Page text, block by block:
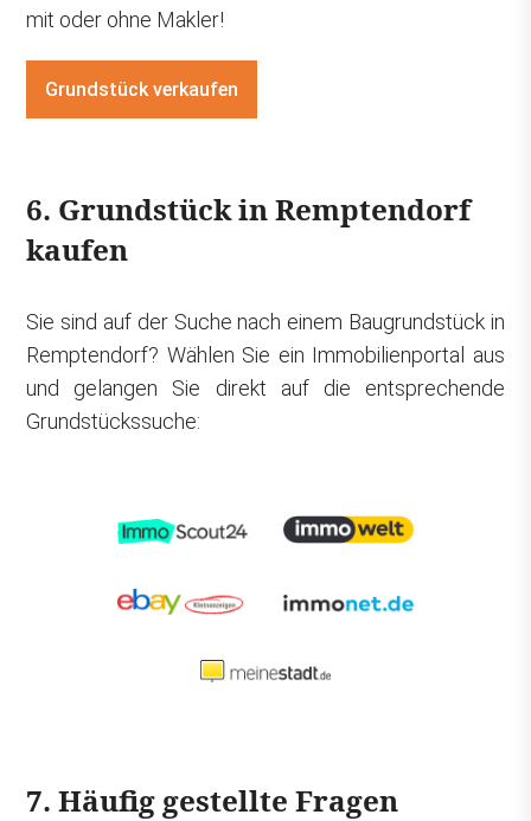
mit oder ohne Makler!
Grundstück verkaufen
6. Grundstück in Remptendorf
kaufen
Sie sind auf der Suche nach einem Baugrundstück in
Remptendorf? Wählen Sie ein Immobilienportal aus
und gelangen Sie direkt auf die entsprechende
Grundstückssuche:
7. Häufig gestellte Fragen